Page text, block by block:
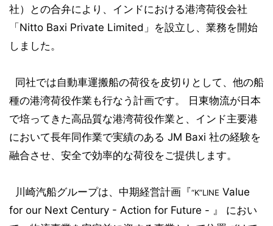
社）との合弁により、インドにおける港湾荷役会社
「Nitto Baxi Private Limited」を設立し、業務を開始
しました。
同社では自動車運搬船の荷役を皮切りとして、他の船
種の港湾荷役作業も行なう計画です。 日東物流が日本
で培ってきた高品質な港湾荷役作業と、インド主要港
において長年同作業で実績のある JM Baxi 社の経験を
融合させ、安全で効率的な荷役をご提供します。
川崎汽船グループは、中期経営計画『“K”LINE Value
for our Next Century - Action for Future - 』 におい